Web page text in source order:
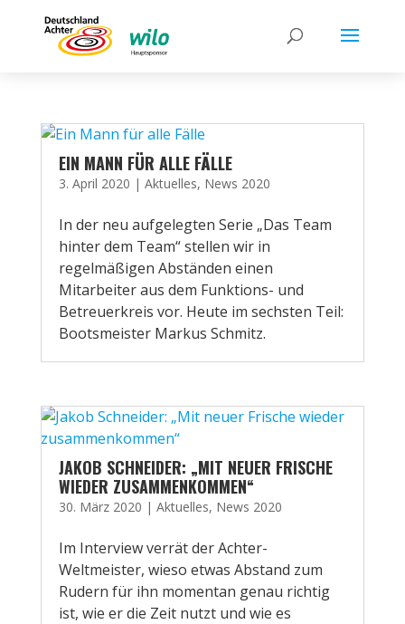
EIN MANN FÜR ALLE FÄLLE
3. April 2020 | Aktuelles, News 2020
In der neu aufgelegten Serie „Das Team
hinter dem Team“ stellen wir in
regelmäßigen Abständen einen
Mitarbeiter aus dem Funktions- und
Betreuerkreis vor. Heute im sechsten Teil:
Bootsmeister Markus Schmitz.
JAKOB SCHNEIDER: „MIT NEUER FRISCHE
WIEDER ZUSAMMENKOMMEN“
30. März 2020 | Aktuelles, News 2020
Im Interview verrät der Achter-
Weltmeister, wieso etwas Abstand zum
Rudern für ihn momentan genau richtig
ist, wie er die Zeit nutzt und wie es